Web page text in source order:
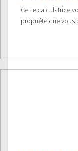
Cette calculatrice
propriété que vous